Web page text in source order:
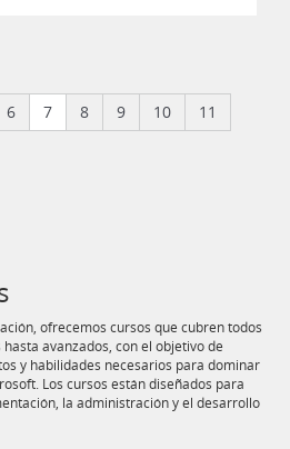
6 7 8 9 10
11
ofrecemos cursos que cubren todos
avanzados, con el objetivo de
y habilidades necesarios para dominar
Los cursos están diseñados para
la administración y el desarrollo